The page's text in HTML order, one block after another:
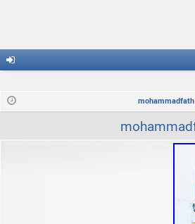
د
mohammadfath